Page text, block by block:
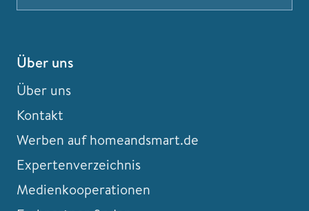
Über uns
Über uns
Kontakt
Werben auf homeandsmart.de
Expertenverzeichnis
Medienkooperationen